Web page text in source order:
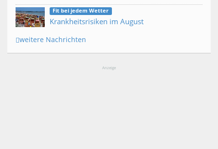
Fit bei jedem Wetter
Krankheitsrisiken im August
weitere Nachrichten
Anzeige